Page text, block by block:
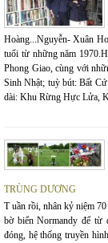
Hoàng...Nguyễn- Xuân
tuổi từ những năm
Phong Giao, cùng với
Sinh Nhật; tuỳ bút: Bất
dài: Khu Rừng Hực Lửa,
TRÙNG DƯƠNG
T uần rồi, nhân kỷ niệm
bờ biển Normandy để từ
đóng, hệ thống truyền